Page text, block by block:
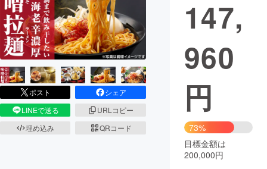
テクノロジー・ガジェット ゲーム・サ
映像・映画
ビジネス・起業
まちづくり・地域活性化
CAMPFIRE Creation
コミュニティ
ポスト
シェア
LINEで送る
URLコピー
埋め込み
QRコード
147,
960
円
73%
目標金額は
200,000円